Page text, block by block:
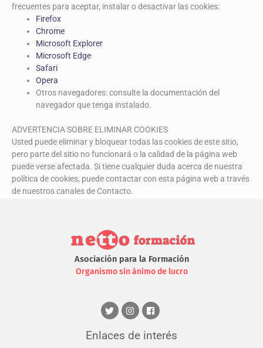
frecuentes para aceptar, instalar o desactivar las cookies:
Firefox
Chrome
Microsoft Explorer
Microsoft Edge
Safari
Opera
Otros navegadores: consulte la documentación del
navegador que tenga instalado.
ADVERTENCIA SOBRE ELIMINAR COOKIES
Usted puede eliminar y bloquear todas las cookies de este sitio,
pero parte del sitio no funcionará o la calidad de la página web
puede verse afectada. Si tiene cualquier duda acerca de nuestra
política de cookies, puede contactar con esta página web a través
de nuestros canales de Contacto.
Asociación para la Formación
Organismo sin ánimo de lucro
Enlaces de interés